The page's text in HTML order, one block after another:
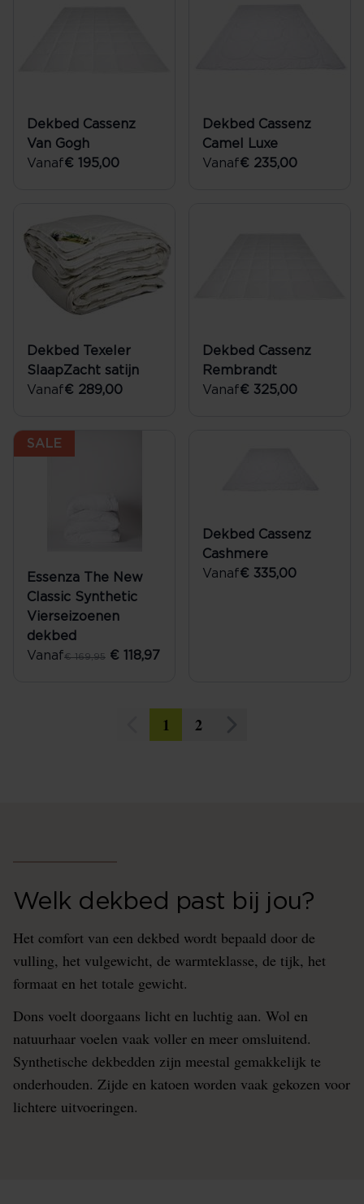
Dekbed Cassenz
Van Gogh
Vanaf€ 195,00
Dekbed Cassenz
Camel Luxe
Vanaf€ 235,00
Dekbed Texeler
SlaapZacht satijn
Vanaf€ 289,00
Dekbed Cassenz
Rembrandt
Vanaf€ 325,00
SALE
Essenza The New
Classic Synthetic
Vierseizoenen
dekbed
Vanaf€ 169,95 € 118,97
Dekbed Cassenz
Cashmere
Vanaf€ 335,00
1 2
Welk dekbed past bij jou?
Het comfort van een dekbed wordt bepaald door de
vulling, het vulgewicht, de warmteklasse, de tijk, het
formaat en het totale gewicht.
Dons voelt doorgaans licht en luchtig aan. Wol en
natuurhaar voelen vaak voller en meer omsluitend.
Synthetische dekbedden zijn meestal gemakkelijk te
onderhouden. Zijde en katoen worden vaak gekozen voor
lichtere uitvoeringen.